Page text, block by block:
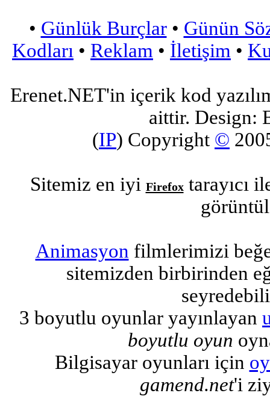
• Günlük Burçlar• Günün
Kodları • Reklam • İletişim •
Erenet.NET'in içerik kod
aittir. Design:
(IP) Copyright ©
Sitemiz en iyi Firefoxtarayıcı
Animasyon filmlerimizi
sitemizden birbirinden
3 boyutlu oyunlar yayınlayan
boyutlu oyun
Bilgisayar oyunları için
gamend.net'i